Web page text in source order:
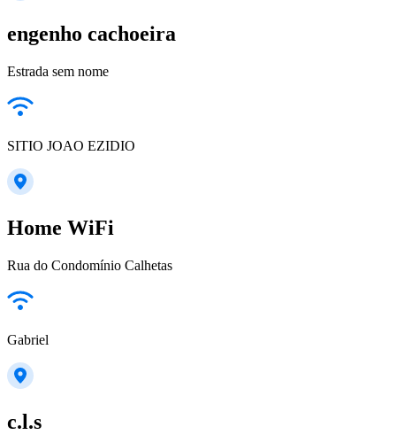
engenho cachoeira
Estrada sem nome
SITIO JOAO EZIDIO
Home WiFi
Rua do Condomínio Calhetas
Gabriel
c.l.s